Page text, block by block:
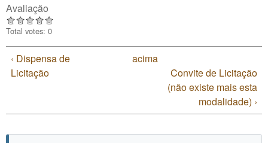
Avaliação
Total votes: 0
‹ Dispensa de
Licitação
acima
Convite de Licitação
(não existe mais esta
modalidade) ›